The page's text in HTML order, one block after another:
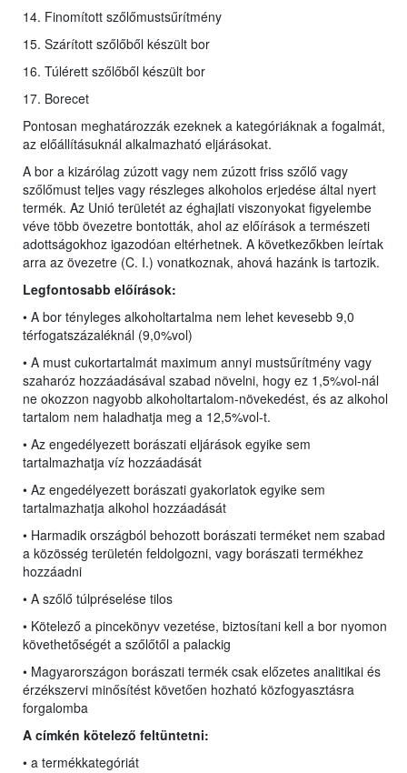
14. Finomított szőlőmustsűrítmény
15. Szárított szőlőből készült bor
16. Túlérett szőlőből készült bor
17. Borecet
Pontosan meghatározzák ezeknek a kategóriáknak a fogalmát,
az előállításuknál alkalmazható eljárásokat.
A bor a kizárólag zúzott vagy nem zúzott friss szőlő vagy
szőlőmust teljes vagy részleges alkoholos erjedése által nyert
termék. Az Unió területét az éghajlati viszonyokat figyelembe
véve több övezetre bontották, ahol az előírások a természeti
adottságokhoz igazodóan eltérhetnek. A következőkben leírtak
arra az övezetre (C. I.) vonatkoznak, ahová hazánk is tartozik.
Legfontosabb előírások:
• A bor tényleges alkoholtartalma nem lehet kevesebb 9,0
térfogatszázaléknál (9,0%vol)
• A must cukortartalmát maximum annyi mustsűrítmény vagy
szaharóz hozzáadásával szabad növelni, hogy ez 1,5%vol-nál
ne okozzon nagyobb alkoholtartalom-növekedést, és az alkohol
tartalom nem haladhatja meg a 12,5%vol-t.
• Az engedélyezett borászati eljárások egyike sem
tartalmazhatja víz hozzáadását
• Az engedélyezett borászati gyakorlatok egyike sem
tartalmazhatja alkohol hozzáadását
• Harmadik országból behozott borászati terméket nem szabad
a közösség területén feldolgozni, vagy borászati termékhez
hozzáadni
• A szőlő túlpréselése tilos
• Kötelező a pincekönyv vezetése, biztosítani kell a bor nyomon
követhetőségét a szőlőtől a palackig
• Magyarországon borászati termék csak előzetes analitikai és
érzékszervi minősítést követően hozható közfogyasztásra
forgalomba
A címkén kötelező feltüntetni:
• a termékkategóriát